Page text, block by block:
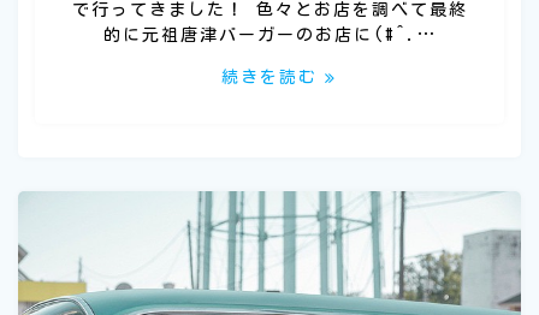
で行ってきました！ 色々とお店を調べて最終
的に元祖唐津バーガーのお店に(#^.…
続きを読む